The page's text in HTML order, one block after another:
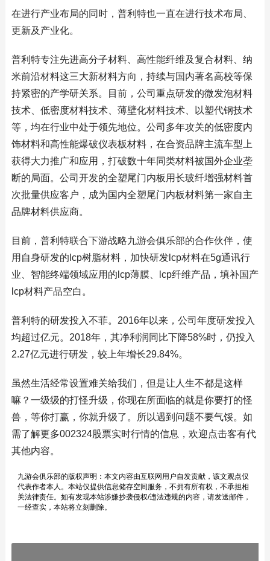
在进行产业布局的同时，普利特也一直在进行技术布局、
更新及产业化。
普利特专注先进高分子材料、高性能纤维及复合材料、纳
米前沿材料这三大新材料方向，持续与国内著名高校等保
持紧密的产学研关系。目前，公司重点研发的微发泡材料
技术、低密度材料技术、薄壁化材料技术、以塑代钢技术
等，均在行业中处于领先地位。公司多年攻关的低密度内
饰材料和高性能爆破仪表板材料，在合资品牌主流车型上
获得大力推广和应用，打破数十年同类材料被国外企业垄
断的局面。公司开发的全塑尾门内板用长玻纤增强材料首
次批量供应客户，成为国内全塑尾门内板材料第一家自主
品牌材料供应商。
目前，普利特联合下游战略九游会俱乐部的合作伙伴，使
用自身研发的lcp树脂材料，加快研发lcp材料在5g通讯行
业、智能终端领域应用的lcp薄膜、lcp纤维产品，填补国产
lcp材料产品空白。
普利特的研发投入不菲。2016年以来，公司年度研发投入
均超过亿元。2018年，其净利润同比下降58%时，仍投入
2.27亿元进行研发，较上年增长29.84%。
虽然生活经常设置难关给我们，但是让人生不都是这样
嘛？一级级的打怪升级，你现在所面临的就是你要打的怪
兽，等你打赢，你就升级了。所以遇到问题不要气馁。如
需了解更多002324股票实时行情的信息，欢迎点击客有代
其他内容。
九游会俱乐部的版权声明：本文内容由互联网用户自发贡献，该文观点仅
代表作者本人。本站仅提供信息储存空间服务，不拥有所有权，不承担相
关法律责任。如有发现本站涉嫌抄袭侵权/违法违规的内容，请发送邮件，
一经查实，本站将立刻删除。